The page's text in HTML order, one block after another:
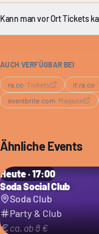
Kann man vor Ort Tickets
AUCH VERFÜGBAR BEI
ra.co· Tickets it.ra.co·
eventbrite.com· Magazin
Ähnliche Events
Heute · 17:00
Soda Social Club
Soda Club
Party & Club
ca. ab 8 €